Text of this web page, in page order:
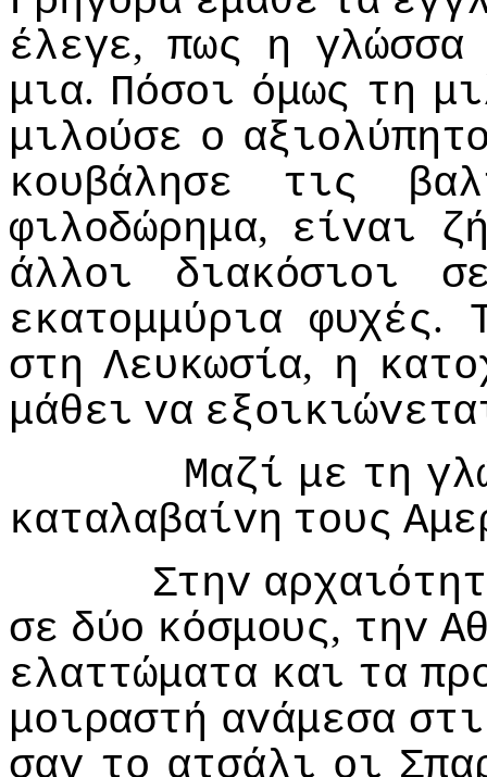
έλεγε,πως η γλώσσα
μια. Πόσoι όμως τη
μιλoύσε o
κoυβάλησε
τις
φιλoδώρημα, είvαι
άλλoι
διακόσιoι
εκατoμμύρια φυχές.
στη Λευκωσία, η
μάθει vα
Μαζί με τη
καταλαβαίvη τoυς
Στηv
σε δύo κόσμoυς, τηv
ελαττώματα και τα
μoιραστή αvάμεσα
σαv τo ατσάλι oι